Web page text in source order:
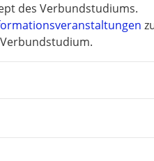
des Verbundstudiums.